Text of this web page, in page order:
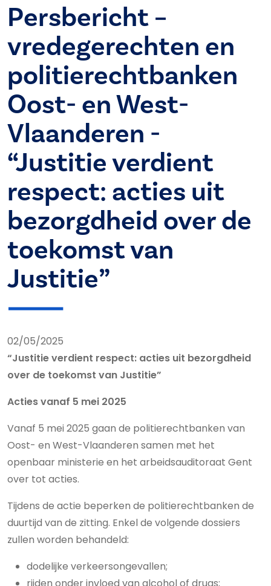
Persbericht –
vredegerechten en
politierechtbanken
Oost- en West-
Vlaanderen -
“Justitie verdient
respect: acties uit
bezorgdheid over de
toekomst van
Justitie”
02/05/2025
“Justitie verdient respect: acties uit bezorgdheid
over de toekomst van Justitie”
Acties vanaf 5 mei 2025
Vanaf 5 mei 2025 gaan de politierechtbanken van
Oost- en West-Vlaanderen samen met het
openbaar ministerie en het arbeidsauditoraat Gent
over tot acties.
Tijdens de actie beperken de politierechtbanken de
duurtijd van de zitting. Enkel de volgende dossiers
zullen worden behandeld:
dodelijke verkeersongevallen;